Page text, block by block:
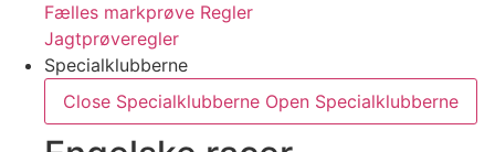
Fælles markprøve Regler
Jagtprøveregler
Specialklubberne
Close Specialklubberne Open Specialklubberne